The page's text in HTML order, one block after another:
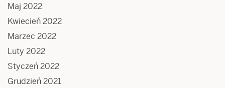
Maj 2022
Kwiecień 2022
Marzec 2022
Luty 2022
Styczeń 2022
Grudzień 2021